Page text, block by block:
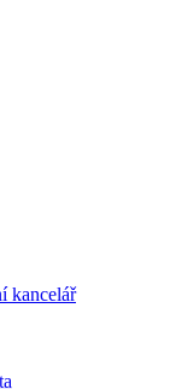
kancelář